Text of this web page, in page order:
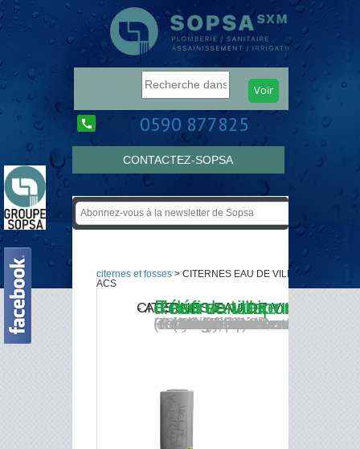
0590 877825
CONTACTEZ-SOPSA
citernes et fosses> CITERNES EAU DE VILLE -
ACS
CITERNES EAU DE VILLE - ACSRéserve tampon d'eau de ville: un défi sanitaire
Les citernes tampon ACS (Attestation de Conformité Sanitaire) de PROCAP pour l'eau de ville, sont en PEHD (Polyéthylène haute densité). Elles sont robustes et évitent toute corrosion ou dégradation organique.